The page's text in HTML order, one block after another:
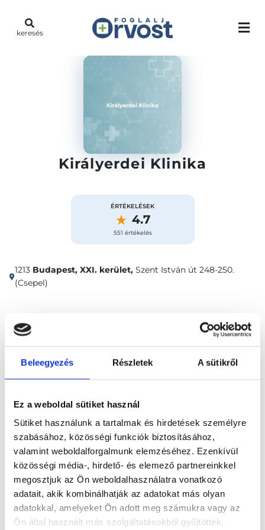
Beleegyezés Részletek A sütikről
Ez a weboldal sütiket használ
Sütiket használunk a tartalmak és hirdetések személyre
szabásához, közösségi funkciók biztosításához,
valamint weboldalforgalmunk elemzéséhez. Ezenkívül
közösségi média-, hirdető- és elemező partnereinkkel
megosztjuk az Ön weboldalhasználatra vonatkozó
adatait, akik kombinálhatják az adatokat más olyan
adatokkal, amelyeket Ön adott meg számukra vagy az
Ön által használt más szolgáltatásokból gyűjtöttek.
keresés
Királyerdei Klinika
ÉRTÉKELÉSEK
4.7
551 értékelés
1213 Budapest, XXI. kerület, Szent István út 248-250.
(Csepel)
Vélemények
Foglalj időpontot
Nőgyógyászat
Főoldal Klinikák
Bőrgyógyász, Budapest, XXI. kerület